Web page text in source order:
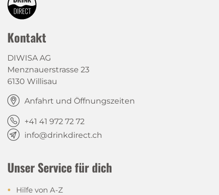
Kontakt
DIWISA AG
Menznauerstrasse 23
6130 Willisau
Anfahrt und Öffnungszeiten
+41 41 972 72 72
info@drinkdirect.ch
Unser Service für dich
Hilfe von A-Z